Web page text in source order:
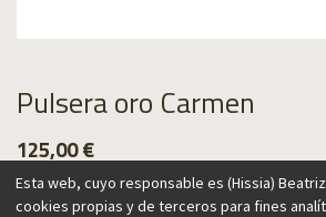
Pulsera oro Carmen
125,00€
Esta web, cuyo responsable es (Hissia)
cookies propias y de terceros para fines